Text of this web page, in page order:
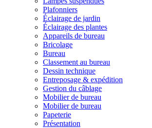
Plafonniers
Éclairage de jardin
Éclairage des plantes
Appareils de bureau
Bricolage
Bureau
Classement au bureau
Dessin technique
Entreposage & expédition
Gestion du câblage
Mobilier de bureau
Mobilier de bureau
Papeterie
Présentation